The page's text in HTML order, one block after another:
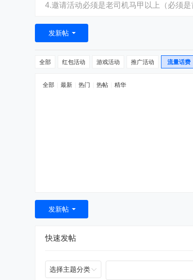
4.邀请活动必须是老司机马甲以上（必须
发新帖
全部 红包活动 游戏活动 推广活动 流量话费
全部 最新 热门 热帖 精华
发新帖
快速发帖
选择主题分类